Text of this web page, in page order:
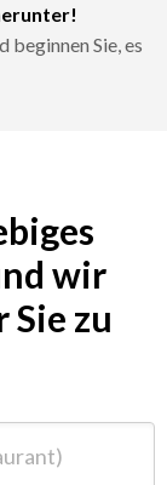
beginnen Sie, es
wir
Sie zu